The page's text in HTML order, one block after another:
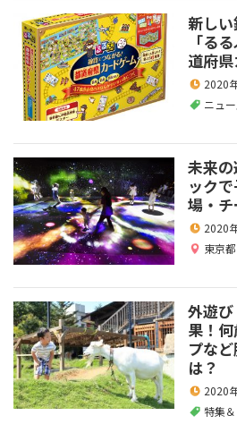
新しい
「る
道府県
2020
ニュ
未来
ック
場・
2020
東京都
外遊
果！
プな
は？
2020
特集